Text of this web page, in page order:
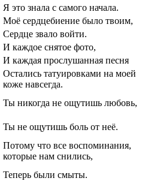
Я это знала с самого начала.
Моё сердцебиение было твоим,
Сердце звало войти.
И каждое снятое фото,
И каждая прослушанная песня
Остались татуировками на моей
коже навсегда.
Ты никогда не ощутишь любовь,
Ты не ощутишь боль от неё.
Потому что все воспоминания,
которые нам снились,
Теперь были смыты.